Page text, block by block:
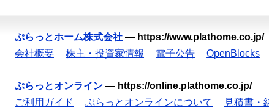
ぷらっとホーム株式会社 — https://www.plathome.co.jp/
会社概要
株主・投資家情報 電子公告 OpenBlocks
ぷらっとオンライン — https://online.plathome.co.jp/
ご利用ガイド
ぷらっとオンラインについて 見積書・